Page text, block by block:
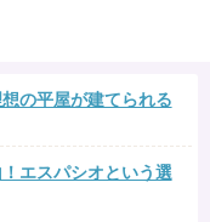
の平屋が建てられる
エスパシオという選